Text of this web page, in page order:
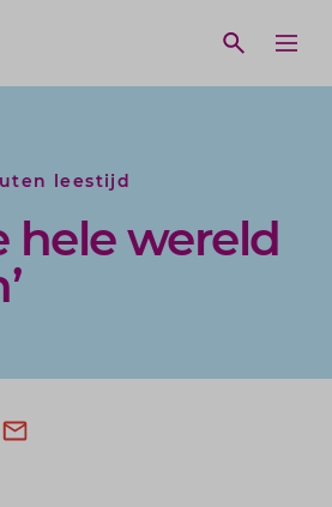
logo
Open
leestijd
hele wereld